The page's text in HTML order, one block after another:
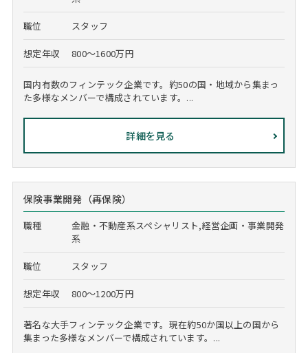
職位 スタッフ
想定年収 800～1600万円
国内有数のフィンテック企業です。約50の国・地域から集まっ
た多様なメンバーで構成されています。...
詳細を見る
保険事業開発（再保険）
職種
金融・不動産系スペシャリスト,経営企画・事業開発
系
職位 スタッフ
想定年収 800～1200万円
著名な大手フィンテック企業です。現在約50か国以上の国から
集まった多様なメンバーで構成されています。...